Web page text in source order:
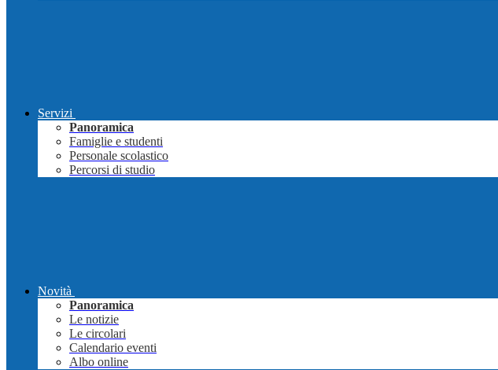
Servizi
Panoramica
Famiglie e studenti
Personale scolastico
Percorsi di studio
Novità
Panoramica
Le notizie
Le circolari
Calendario eventi
Albo online